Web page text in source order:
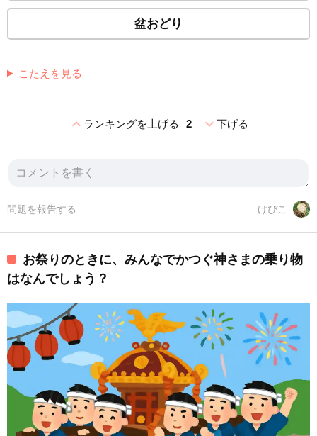
盆おどり
こたえを見る
expand_lessランキングを上げる 2 expand_more下げる
けぴこ
問題を報告する
お祭りのときに、みんなでかつぐ神さまの乗り物
はなんでしょう？